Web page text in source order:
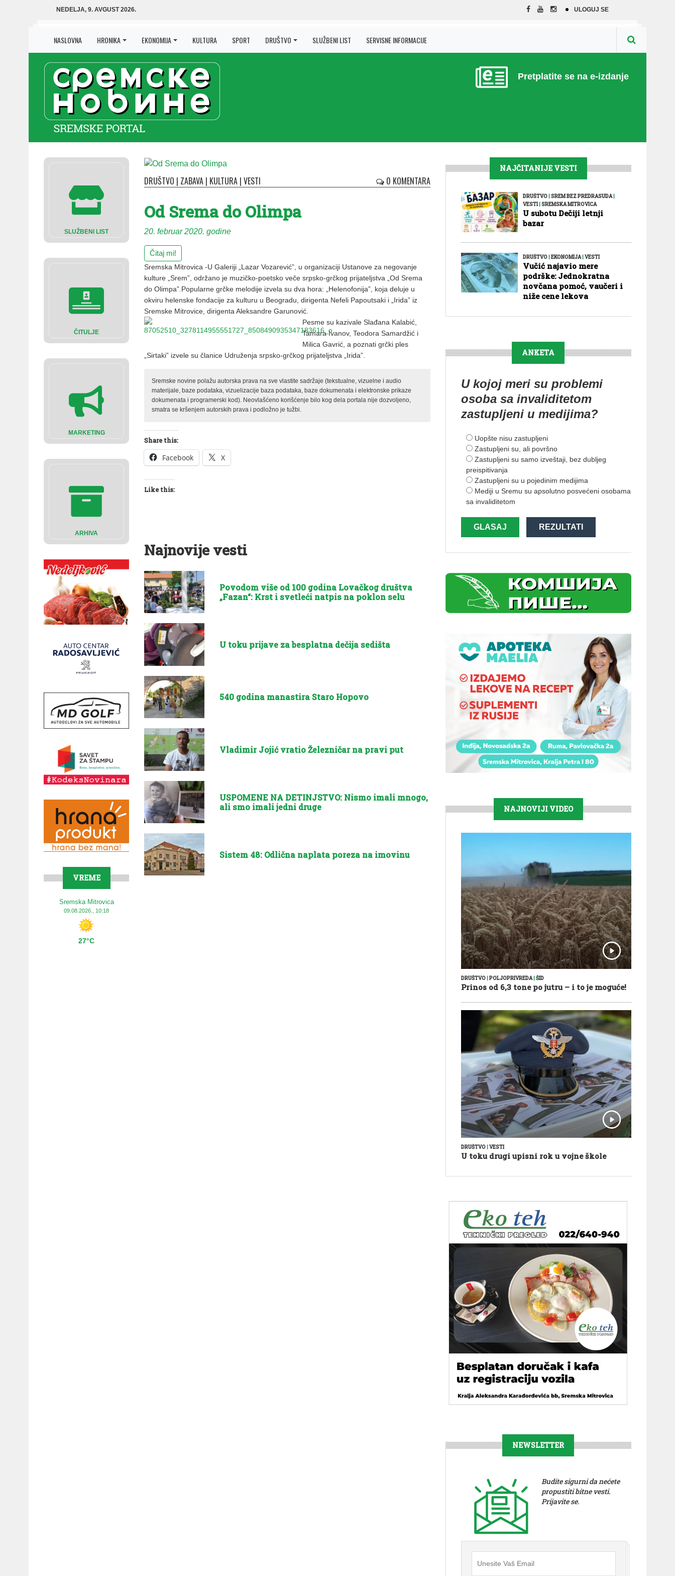
NEDELJA, 9. AVGUST 2026. ULOGUJ SE
NASLOVNA HRONIKA EKONOMIJA KULTURA SPORT DRUŠTVO SLUŽBENI LIST SERVISNE INFORMACIJE
Pretplatite se na e-izdanje
SLUŽBENI LIST
ČITULJE
MARKETING
ARHIVA
VREME
Sremska Mitrovica
09.08.2026., 10:18
27°C
DRUŠTVO | ZABAVA | KULTURA | VESTI 0 KOMENTARA
Od Srema do Olimpa
20. februar 2020. godine
Čitaj mi!
Sremska Mitrovica -U Galeriji „Lazar Vozarević”, u organizaciji Ustanove za negovanje
kulture „Srem”, održano je muzičko-poetsko veče srpsko-grčkog prijateljstva „Od Srema
do Olimpa”.Popularne grčke melodije izvela su dva hora: „Helenofonija”, koja deluje u
okviru helenske fondacije za kulturu u Beogradu, dirigenta Nefeli Papoutsaki i „Irida” iz
Sremske Mitrovice, dirigenta Aleksandre Garunović.
Pesme su kazivale Slađana Kalabić,
Tamara Ivanov, Teodora Samardžić i
Milica Gavrić, a poznati grčki ples
„Sirtaki” izvele su članice Udruženja srpsko-grčkog prijateljstva „Irida”.
Sremske novine polažu autorska prava na sve vlastite sadržaje (tekstualne, vizuelne i audio
materijale, baze podataka, vizuelizacije baza podataka, baze dokumenata i elektronske prikaze
dokumenata i programerski kod). Neovlašćeno korišćenje bilo kog dela portala nije dozvoljeno,
smatra se kršenjem autorskih prava i podložno je tužbi.
Share this:
Facebook X
Like this:
Najnovije vesti
Povodom više od 100 godina Lovačkog društva
„Fazan“: Krst i svetleći natpis na poklon selu
U toku prijave za besplatna dečija sedišta
540 godina manastira Staro Hopovo
Vladimir Jojić vratio Železničar na pravi put
USPOMENE NA DETINJSTVO: Nismo imali mnogo,
ali smo imali jedni druge
Sistem 48: Odlična naplata poreza na imovinu
NAJČITANIJE VESTI
DRUŠTVO|SREM BEZ PREDRASUDA|
VESTI|SREMSKA MITROVICA
U subotu Dečiji letnji
bazar
DRUŠTVO|EKONOMIJA|VESTI
Vučić najavio mere
podrške: Jednokratna
novčana pomoć, vaučeri i
niže cene lekova
ANKETA
U kojoj meri su problemi
osoba sa invaliditetom
zastupljeni u medijima?
Uopšte nisu zastupljeni
Zastupljeni su, ali površno
Zastupljeni su samo izveštaji, bez dubljeg
preispitivanja
Zastupljeni su u pojedinim medijima
Mediji u Sremu su apsolutno posvećeni osobama
sa invaliditetom
GLASAJ REZULTATI
NAJNOVIJI VIDEO
DRUŠTVO|POLJOPRIVREDA|ŠID
Prinos od 6,3 tone po jutru – i to je moguće!
DRUŠTVO VESTI
U toku drugi upisni rok u vojne škole
NEWSLETTER
Budite sigurni da nećete
propustiti bitne vesti.
Prijavite se.